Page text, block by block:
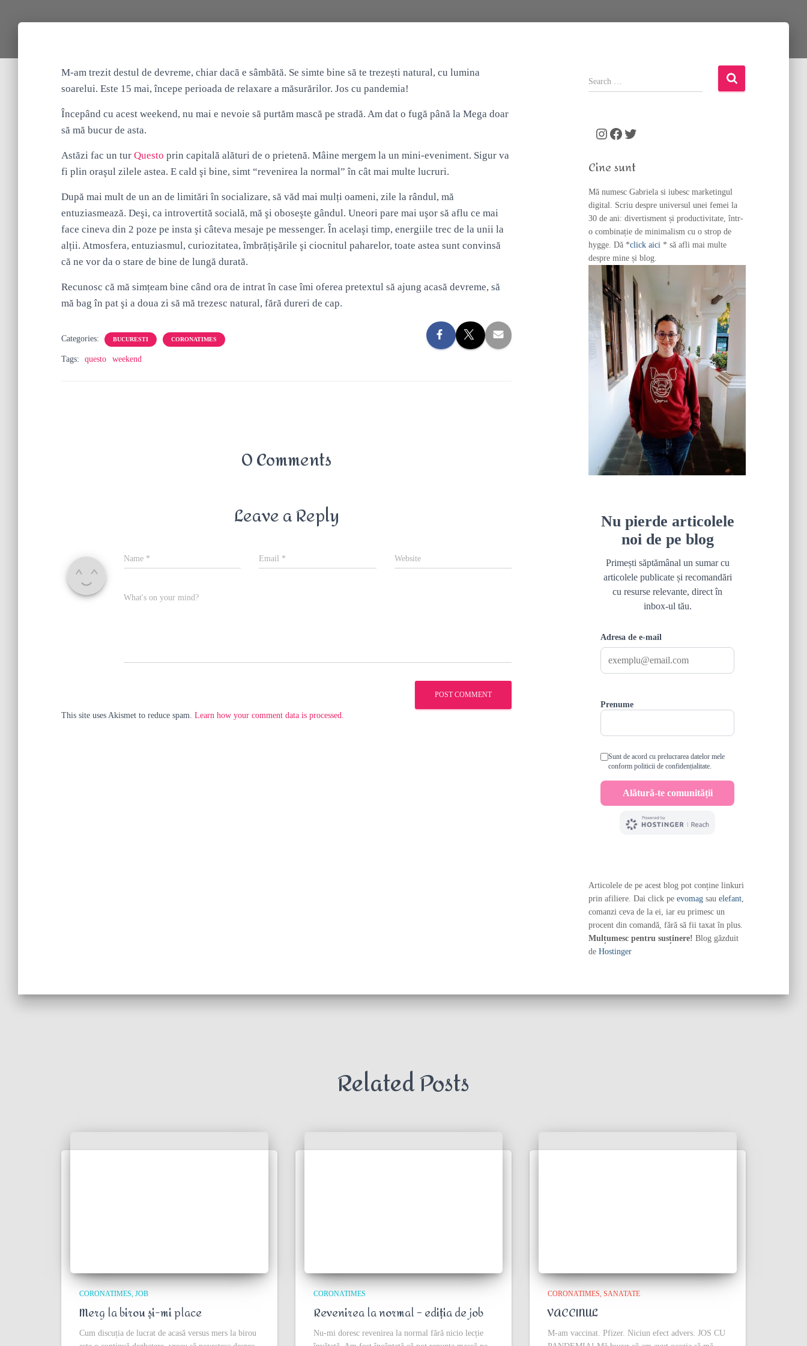
M-am trezit destul de devreme, chiar dacă e sâmbătă. Se simte bine să te trezești natural, cu lumina
soarelui. Este 15 mai, începe perioada de relaxare a măsurărilor. Jos cu pandemia!
Începând cu acest weekend, nu mai e nevoie să purtăm mască pe stradă. Am dat o fugă până la Mega doar
să mă bucur de asta.
Astăzi fac un tur Questo prin capitală alături de o prietenă. Mâine mergem la un mini-eveniment. Sigur va
fi plin oraşul zilele astea. E cald şi bine, simt “revenirea la normal” în cât mai multe lucruri.
După mai mult de un an de limitări în socializare, să văd mai mulți oameni, zile la rândul, mă
entuziasmează. Deşi, ca introvertită socială, mă şi oboseşte gândul. Uneori pare mai uşor să aflu ce mai
face cineva din 2 poze pe insta şi câteva mesaje pe messenger. În acelaşi timp, energiile trec de la unii la
alții. Atmosfera, entuziasmul, curiozitatea, îmbrățişările şi ciocnitul paharelor, toate astea sunt convinsă
că ne vor da o stare de bine de lungă durată.
Recunosc că mă simțeam bine când ora de intrat în case îmi oferea pretextul să ajung acasă devreme, să
mă bag în pat şi a doua zi să mă trezesc natural, fără dureri de cap.
Categories: BUCURESTI CORONATIMES
Tags: questo weekend
0 Comments
Leave a Reply
Name * Email * Website
What's on your mind?
This site uses Akismet to reduce spam. Learn how your comment data is processed.
S
e
o
:
Instagram Facebook Twitter
Cine sunt
Mă numesc Gabriela si iubesc marketingul
digital. Scriu despre universul unei femei la
30 de ani: divertisment și productivitate, într-
o combinație de minimalism cu o strop de
hygge. Dă *click aici * să afli mai multe
despre mine și blog.
Articolele de pe acest blog pot conține linkuri
prin afiliere. Dai click pe evomagsau elefant,
comanzi ceva de la ei, iar eu primesc un
procent din comandă, fără să fii taxat în plus.
Mulțumesc pentru susținere! Blog găzduit
de Hostinger
Related Posts
CORONATIMES JOB
Merg la birou și-mi place
Cum discuția de lucrat de acasă versus mers la birou
CORONATIMES
Revenirea la normal – ediția de job
Nu-mi doresc revenirea la normal fără nicio lecție
CORONATIMES SANATATE
VACCINUL
M-am vaccinat. Pfizer. Niciun efect advers. JOS CU